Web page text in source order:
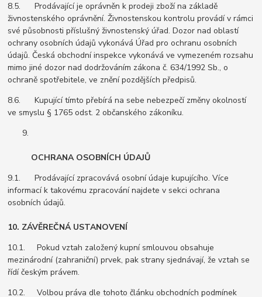
8.5. Prodávající je oprávněn k prodeji zboží na základě
živnostenského oprávnění. Živnostenskou kontrolu provádí v rámci
své působnosti příslušný živnostenský úřad. Dozor nad oblastí
ochrany osobních údajů vykonává Úřad pro ochranu osobních
údajů. Česká obchodní inspekce vykonává ve vymezeném rozsahu
mimo jiné dozor nad dodržováním zákona č. 634/1992 Sb., o
ochraně spotřebitele, ve znění pozdějších předpisů.
8.6. Kupující tímto přebírá na sebe nebezpečí změny okolností
ve smyslu § 1765 odst. 2 občanského zákoníku.
OCHRANA OSOBNÍCH ÚDAJŮ
9.1. Prodávající zpracovává osobní údaje kupujícího. Více
informací k takovému zpracování najdete v sekci ochrana
osobních údajů.
10. ZÁVĚREČNÁ USTANOVENÍ
10.1. Pokud vztah založený kupní smlouvou obsahuje
mezinárodní (zahraniční) prvek, pak strany sjednávají, že vztah se
řídí českým právem.
10.2. Volbou práva dle tohoto článku obchodních podmínek